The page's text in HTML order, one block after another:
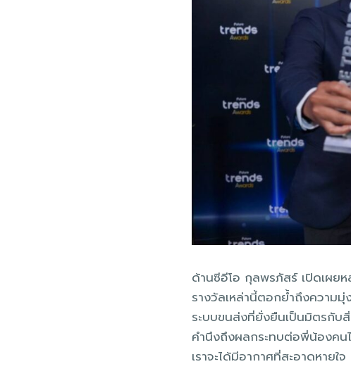
ด้านซีอีโอ กุลพรภัสร์ เปิดเผย
รางวัลเหล่านี้ตอกย้ำถึงความ
ระบบขนส่งที่ยั่งยืนเป็นมิตรกับสิ่
คำนึงถึงผลกระทบต่อพี่น้องค
เราจะได้มีอากาศที่สะอาดหาย